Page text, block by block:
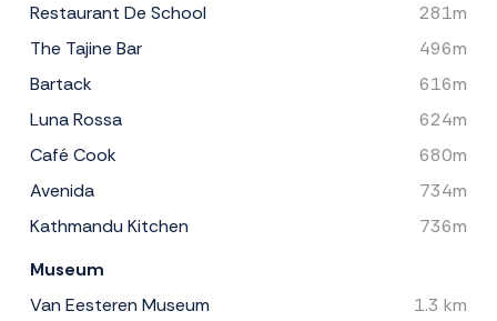
Restaurant De School
281m
The Tajine Bar
496m
Bartack
616m
Luna Rossa
624m
Café Cook
680m
Avenida
734m
Kathmandu Kitchen
736m
Museum
Van Eesteren Museum
1.3 km